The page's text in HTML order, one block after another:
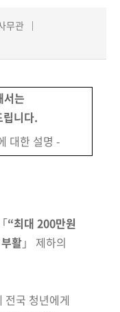
무관
서는
립니다.
대한 설명 -
“최대 200만원
활」 제하의
전국 청년에게